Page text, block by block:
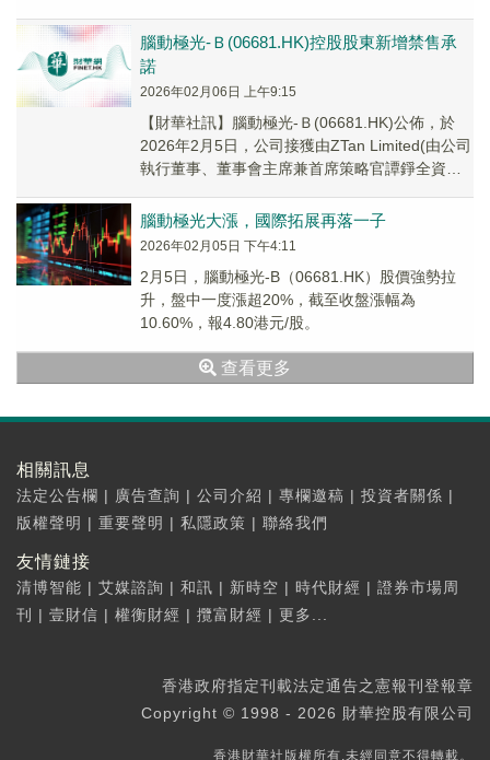
腦動極光-Ｂ(06681.HK)控股股東新增禁售承
諾​
2026年02月06日 上午9:15
​【財華社訊】腦動極光-Ｂ(06681.HK)公佈，於
2026年2月5日，公司接獲由ZTan Limited(由公司
執行董事、董事會主席兼首席策略官譚錚全資擁
腦動極光大漲，國際拓展再落一子
2026年02月05日 下午4:11
2月5日，腦動極光-B（06681.HK）股價強勢拉
升，盤中一度漲超20%，截至收盤漲幅為
10.60%，報4.80港元/股。
查看更多
相關訊息
法定公告欄 | 廣告查詢 | 公司介紹 | 專欄邀稿 | 投資者關係 |
版權聲明 | 重要聲明 | 私隱政策 | 聯絡我們
友情鏈接
清博智能 | 艾媒諮詢 | 和訊 | 新時空 | 時代財經 | 證券市場周
刊
| 壹財信 | 權衡財經 | 攬富財經 | 更多...
香港政府指定刊載法定通告之憲報刊登報章
Copyright © 1998 - 2026 財華控股有限公司
香港財華社版權所有,未經同意不得轉載。